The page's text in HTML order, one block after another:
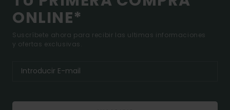
ONLINE*
Suscríbete ahora para recibir las ultimas informaciones
y ofertas exclusivas.